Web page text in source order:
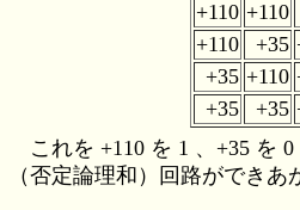
+110 +110
+110
+35
+35 +110
+35
+35
これを +110 を 1 、+35 を
（否定論理和）回路ができあ